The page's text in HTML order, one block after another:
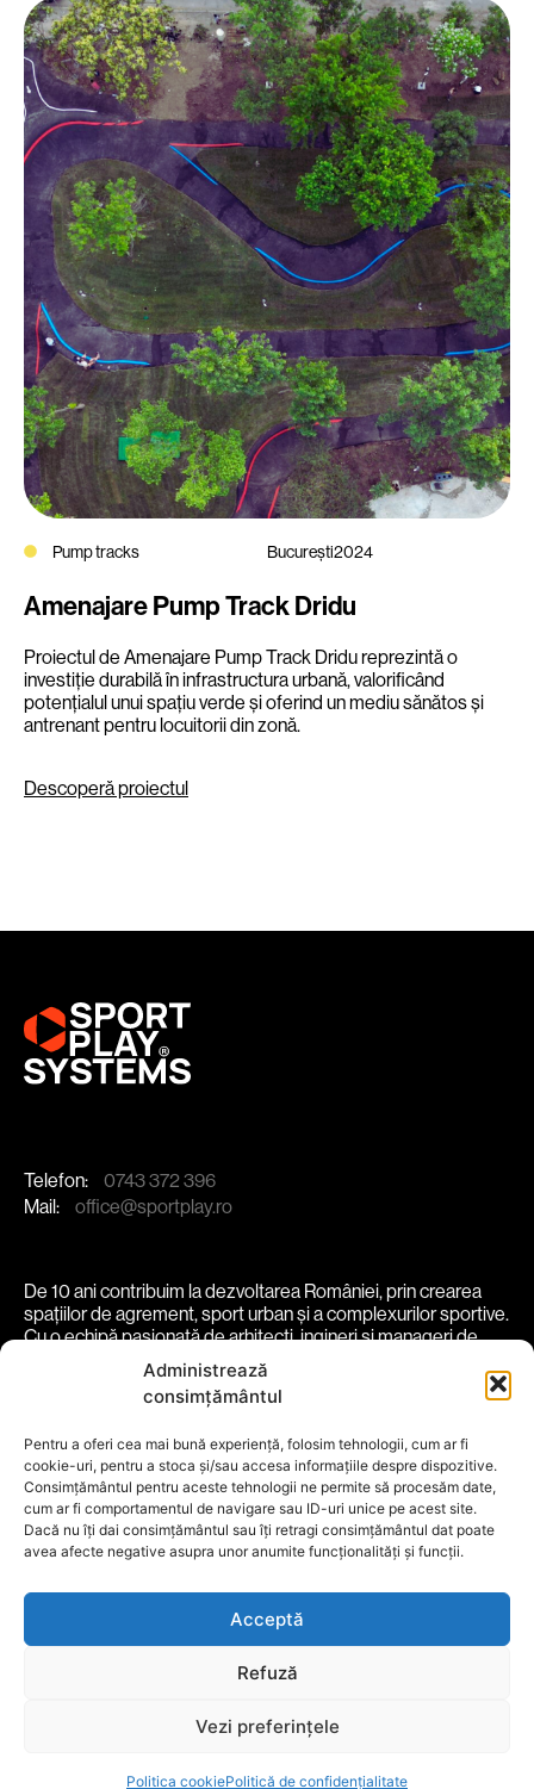
Administrează
consimțământul
Pentru a oferi cea mai bună experiență, folosim tehnologii, cum ar fi
cookie-uri, pentru a stoca și/sau accesa informațiile despre dispozitive.
Consimțământul pentru aceste tehnologii ne permite să procesăm date,
cum ar fi comportamentul de navigare sau ID-uri unice pe acest site.
Dacă nu îți dai consimțământul sau îți retragi consimțământul dat poate
avea afecte negative asupra unor anumite funcționalități și funcții.
Acceptă
Refuză
Vezi preferințele
Politica cookiePolitică de confidențialitate
Pump tracks București2024
Amenajare Pump Track Dridu
Proiectul de Amenajare Pump Track Dridu reprezintă o
investiție durabilă în infrastructura urbană, valorificând
potențialul unui spațiu verde și oferind un mediu sănătos și
antrenant pentru locuitorii din zonă.
Descoperă proiectul
Telefon:
0743 372 396
Mail:
office@sportplay.ro
De 10 ani contribuim la dezvoltarea României, prin crearea
spațiilor de agrement, sport urban și a complexurilor sportive.
Cu o echipă pasionată de arhitecți, ingineri și manageri de
proiect, transformăm spații în experiențe vibrante și
despre noisoluțiiproiectecomunitateparteneri
blogcontact
Termeni și conditiiPolitică Cookie
Politică de Confidențialitate
Social Media